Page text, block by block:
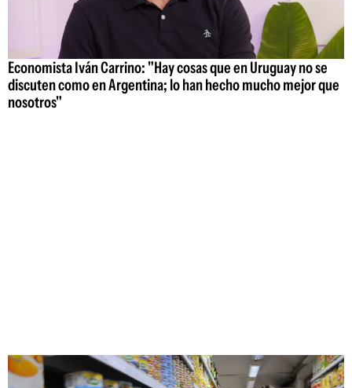
Economista Iván Carrino: "Hay cosas que en Uruguay no se
discuten como en Argentina; lo han hecho mucho mejor que
nosotros"